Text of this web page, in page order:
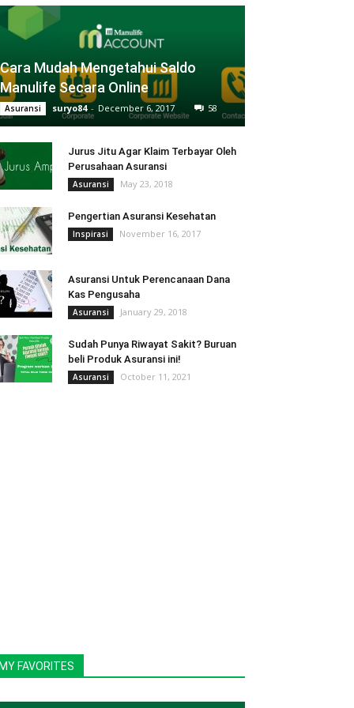
Cara Mudah Mengetahui Saldo
Manulife Secara Online
Asuransi suryo84 - December 6, 2017 58
Jurus Jitu Agar Klaim Terbayar Oleh
Perusahaan Asuransi
Asuransi May 23, 2018
Pengertian Asuransi Kesehatan
Inspirasi November 16, 2017
Asuransi Untuk Perencanaan Dana
Kas Pengusaha
Asuransi January 29, 2018
Sudah Punya Riwayat Sakit? Buruan
beli Produk Asuransi ini!
Asuransi October 11, 2021
MY FAVORITES